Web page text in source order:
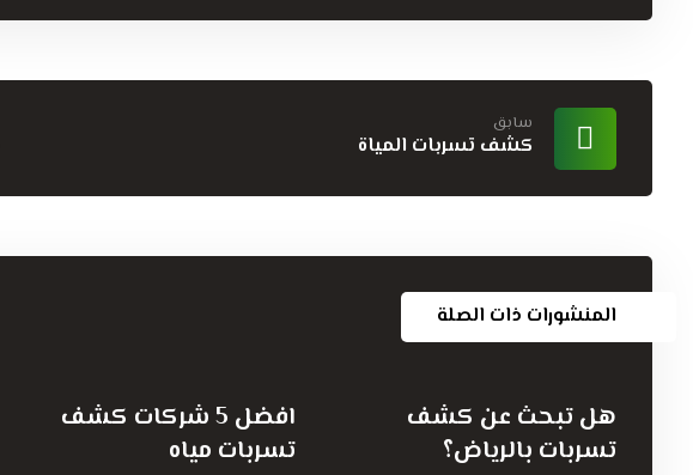
سابق
كشف تسربات المياة
المنشورات ذات الصلة
هل تبحث عن كشف
تسربات بالرياض؟
افضل 5 شركات كشف
تسربات مياه